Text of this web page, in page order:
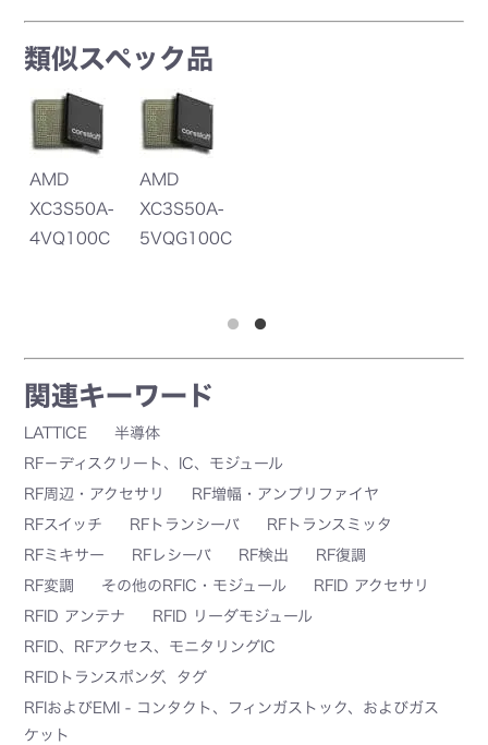
類似スペック品
AMD
XC3S50A-
4VQ100C
AMD
XC3S50A-
5VQG100C
関連キーワード
LATTICE
半導体
RF－ディスクリート、IC、モジュール
RF周辺・アクセサリ
RF増幅・アンプリファイヤ
RFスイッチ
RFトランシーバ
RFトランスミッタ
RFミキサー
RFレシーバ RF検出
RF復調
RF変調
その他のRFIC・モジュール
RFID アクセサリ
RFID アンテナ
RFID リーダモジュール
RFID、RFアクセス、モニタリングIC
RFIDトランスポンダ、タグ
RFIおよびEMI - コンタクト、フィンガストック、およびガス
ケット